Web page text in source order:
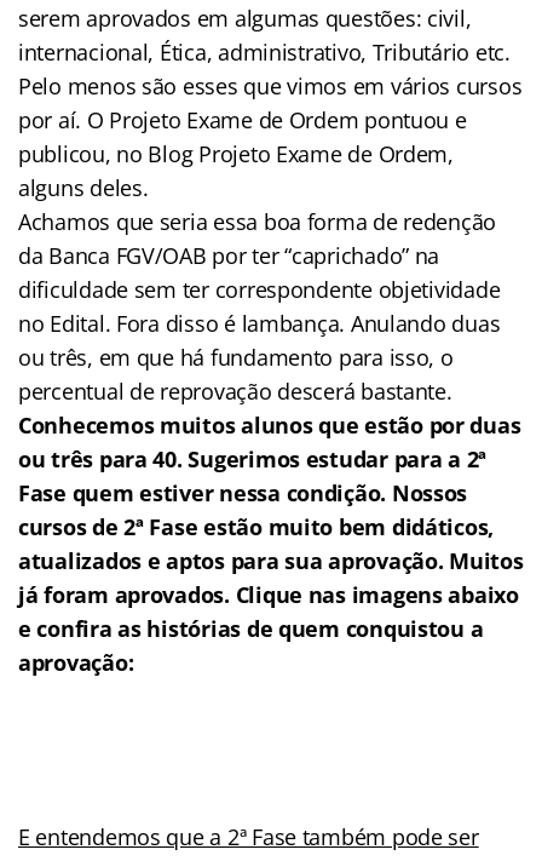
serem aprovados em algumas questões: civil,
internacional, Ética, administrativo, Tributário etc.
Pelo menos são esses que vimos em vários cursos
por aí. O Projeto Exame de Ordem pontuou e
publicou, no Blog Projeto Exame de Ordem,
alguns deles.
Achamos que seria essa boa forma de redenção
da Banca FGV/OAB por ter “caprichado” na
dificuldade sem ter correspondente objetividade
no Edital. Fora disso é lambança. Anulando duas
ou três, em que há fundamento para isso, o
percentual de reprovação descerá bastante.
Conhecemos muitos alunos que estão por duas
ou três para 40. Sugerimos estudar para a 2ª
Fase quem estiver nessa condição. Nossos
cursos de 2ª Fase estão muito bem didáticos,
atualizados e aptos para sua aprovação. Muitos
já foram aprovados. Clique nas imagens abaixo
e confira as histórias de quem conquistou a
aprovação:
E entendemos que a 2ª Fase também pode ser